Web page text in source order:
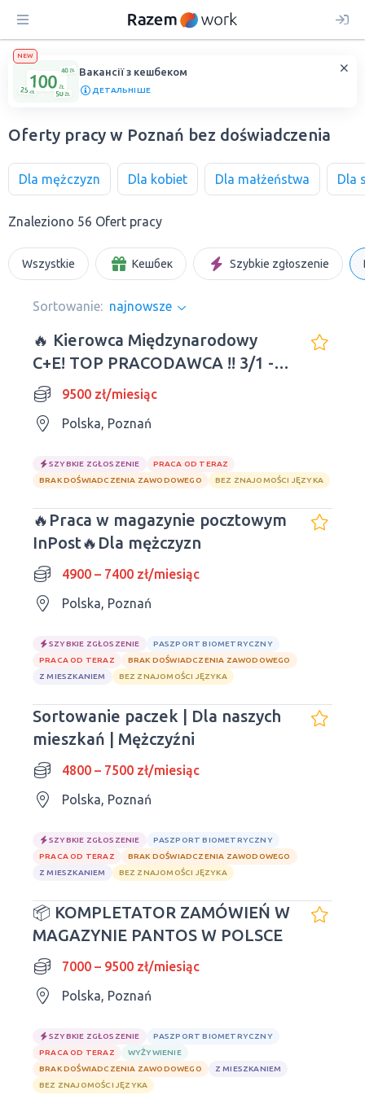
NEW
Вакансії з кешбеком
ДЕТАЛЬНІШЕ
Oferty pracy w Poznań bez doświadczenia
Dla mężczyzn Dla kobiet Dla małżeństwa Dla
Znaleziono 56 Ofert pracy
Wszystkie Кешбек Szybkie zgłoszenie
Sortowanie: najnowsze
🔥 Kierowca Międzynarodowy
C+E! TOP PRACODAWCA !! 3/1 -
9500zł9500 zł/miesiąc
Polska, Poznań
SZYBKIE ZGŁOSZENIE
PRACA OD TERAZ
BRAK DOŚWIADCZENIA ZAWODOWEGO
BEZ ZNAJOMOŚCI JĘZYKA
🔥Praca w magazynie pocztowym
InPost🔥Dla mężczyzn
4900 – 7400 zł/miesiąc
Polska, Poznań
SZYBKIE ZGŁOSZENIE
PASZPORT BIOMETRYCZNY
PRACA OD TERAZ
BRAK DOŚWIADCZENIA ZAWODOWEGO
Z MIESZKANIEM
BEZ ZNAJOMOŚCI JĘZYKA
Sortowanie paczek | Dla naszych
mieszkań | Mężczyźni
4800 – 7500 zł/miesiąc
Polska, Poznań
SZYBKIE ZGŁOSZENIE
PASZPORT BIOMETRYCZNY
PRACA OD TERAZ
BRAK DOŚWIADCZENIA ZAWODOWEGO
Z MIESZKANIEM
BEZ ZNAJOMOŚCI JĘZYKA
📦 KOMPLETATOR ZAMÓWIEŃ W
MAGAZYNIE PANTOS W POLSCE
7000 – 9500 zł/miesiąc
Polska, Poznań
SZYBKIE ZGŁOSZENIE
PASZPORT BIOMETRYCZNY
PRACA OD TERAZ
WYŻYWIENIE
BRAK DOŚWIADCZENIA ZAWODOWEGO
Z MIESZKANIEM
BEZ ZNAJOMOŚCI JĘZYKA